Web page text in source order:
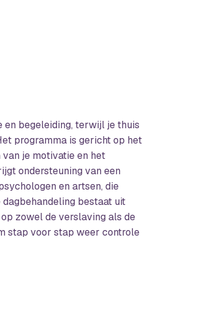
en begeleiding, terwijl je thuis
programma is gericht op het
je motivatie en het
ondersteuning van een
en artsen, die
bestaat uit
zowel de verslaving als de
stap voor stap weer controle